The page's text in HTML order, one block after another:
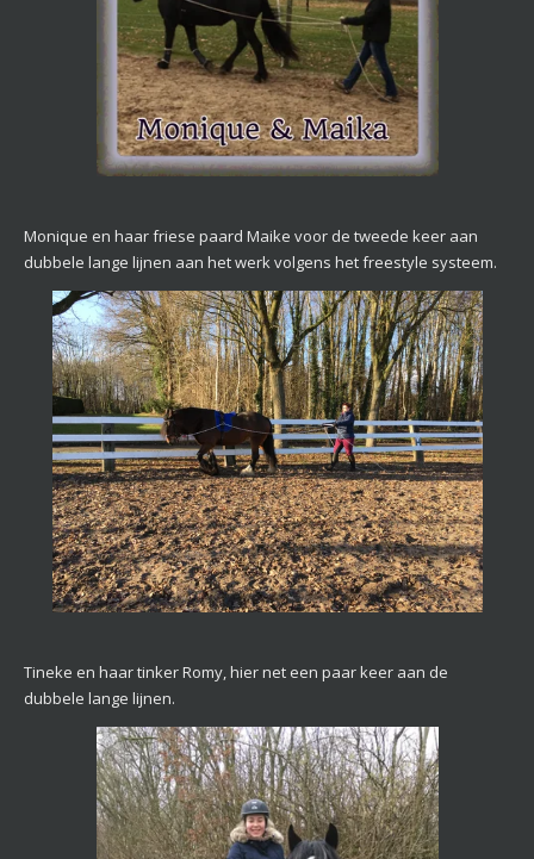
Monique en haar friese paard Maike voor de tweede keer aan
dubbele lange lijnen aan het werk volgens het freestyle systeem.
Tineke en haar tinker Romy, hier net een paar keer aan de
dubbele lange lijnen.